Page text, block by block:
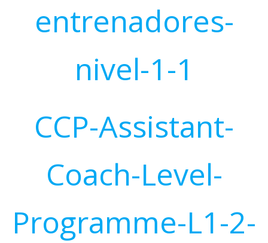
entrenadores-
nivel-1-1
CCP-Assistant-
Coach-Level-
Programme-L1-2-